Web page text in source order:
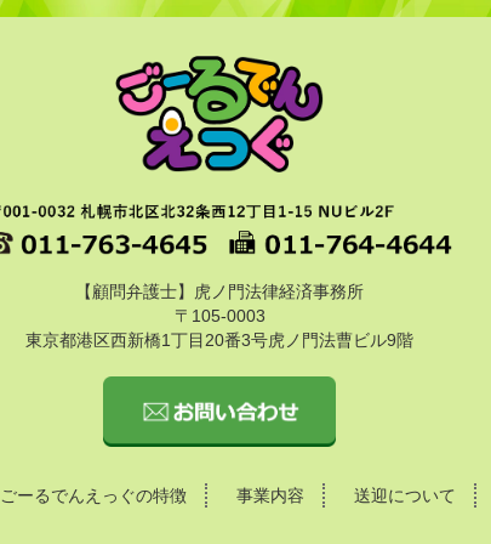
【顧問弁護士】虎ノ門法律経済事務所
〒105-0003
東京都港区西新橋1丁目20番3号虎ノ門法曹ビル9階
ごーるでんえっぐの特徴 事業内容 送迎について